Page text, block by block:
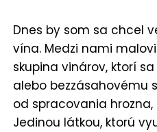
Dnes by som sa chcel
vína. Medzi nami
skupina vinárov, ktorí
alebo bezzásahovému
od spracovania
Jedinou látkou, ktorú